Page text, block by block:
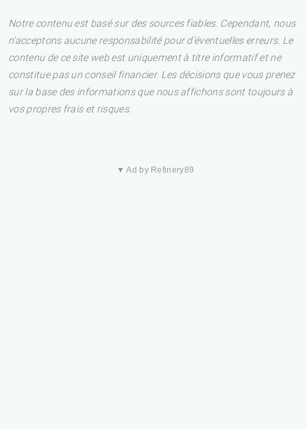
Notre contenu est basé sur des sources fiables. Cependant, nous
n'acceptons aucune responsabilité pour d'éventuelles erreurs. Le
contenu de ce site web est uniquement à titre informatif et ne
constitue pas un conseil financier. Les décisions que vous prenez
sur la base des informations que nous affichons sont toujours à
vos propres frais et risques.
▼ Ad by Refinery89